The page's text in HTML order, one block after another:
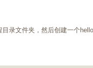
目录文件夹，然后创建一个